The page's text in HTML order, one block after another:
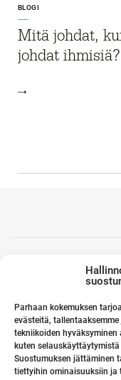
Parhaan kokemuksen
evästeitä,
tekniikoiden
kuten
Suostumuksen jättäminen
tiettyihin ominaisuuksiin ja
BLOGI
Mitä johdat,
johdat ihmisiä?
Toimistomme
Kumppanimme